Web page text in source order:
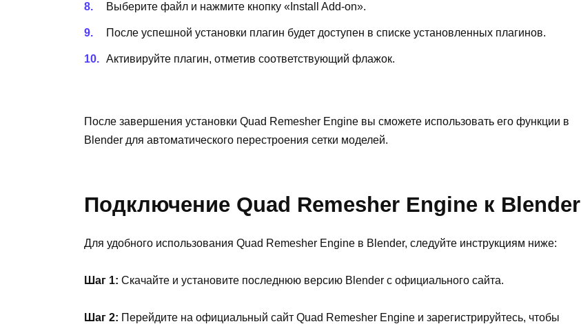
Выберите файл и нажмите кнопку «Install Add-on».
После успешной установки плагин будет доступен в списке установленных плагинов.
Активируйте плагин, отметив соответствующий флажок.
После завершения установки Quad Remesher Engine вы сможете использовать его функции в
Blender для автоматического перестроения сетки моделей.
Подключение Quad Remesher Engine к Blender
Для удобного использования Quad Remesher Engine в Blender, следуйте инструкциям ниже:
Шаг 1: Скачайте и установите последнюю версию Blender с официального сайта.
Шаг 2: Перейдите на официальный сайт Quad Remesher Engine и зарегистрируйтесь, чтобы